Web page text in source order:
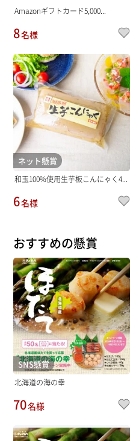
Amazonギフトカード5,000...
8名様
ネット懸賞
和玉100%使用生芋板こんにゃく4...
6名様
おすすめの懸賞
SNS懸賞
北海道の海の幸
70名様